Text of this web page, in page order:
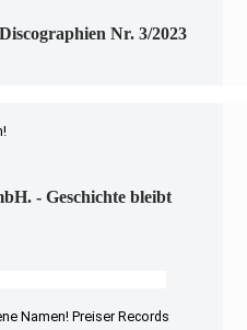
Nr. 3/2023
- Geschichte bleibt
Namen! Preiser Records